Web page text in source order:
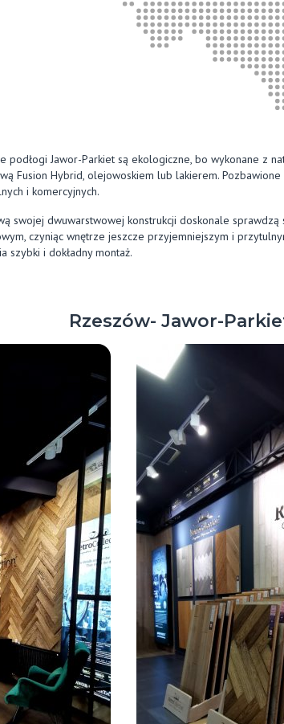
podłogi Jawor-Parkiet są ekologiczne, bo wykonane z
Fusion Hybrid, olejowoskiem lub lakierem.
i komercyjnych.
swojej dwuwarstwowej konstrukcji doskonale
czyniąc wnętrze jeszcze przyjemniejszym i
szybki i dokładny montaż.
Rzeszów- Jawor-